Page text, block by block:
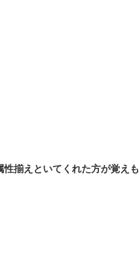
揃えといてくれた方が覚えも